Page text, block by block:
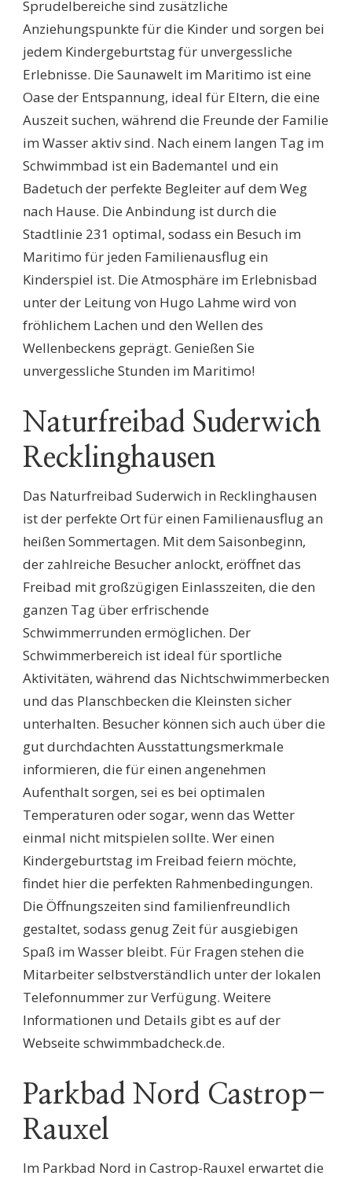
Sprudelbereiche sind zusätzliche
Anziehungspunkte für die Kinder und sorgen bei
jedem Kindergeburtstag für unvergessliche
Erlebnisse. Die Saunawelt im Maritimo ist eine
Oase der Entspannung, ideal für Eltern, die eine
Auszeit suchen, während die Freunde der Familie
im Wasser aktiv sind. Nach einem langen Tag im
Schwimmbad ist ein Bademantel und ein
Badetuch der perfekte Begleiter auf dem Weg
nach Hause. Die Anbindung ist durch die
Stadtlinie 231 optimal, sodass ein Besuch im
Maritimo für jeden Familienausflug ein
Kinderspiel ist. Die Atmosphäre im Erlebnisbad
unter der Leitung von Hugo Lahme wird von
fröhlichem Lachen und den Wellen des
Wellenbeckens geprägt. Genießen Sie
unvergessliche Stunden im Maritimo!
Naturfreibad Suderwich
Recklinghausen
Das Naturfreibad Suderwich in Recklinghausen
ist der perfekte Ort für einen Familienausflug an
heißen Sommertagen. Mit dem Saisonbeginn,
der zahlreiche Besucher anlockt, eröffnet das
Freibad mit großzügigen Einlasszeiten, die den
ganzen Tag über erfrischende
Schwimmerrunden ermöglichen. Der
Schwimmerbereich ist ideal für sportliche
Aktivitäten, während das Nichtschwimmerbecken
und das Planschbecken die Kleinsten sicher
unterhalten. Besucher können sich auch über die
gut durchdachten Ausstattungsmerkmale
informieren, die für einen angenehmen
Aufenthalt sorgen, sei es bei optimalen
Temperaturen oder sogar, wenn das Wetter
einmal nicht mitspielen sollte. Wer einen
Kindergeburtstag im Freibad feiern möchte,
findet hier die perfekten Rahmenbedingungen.
Die Öffnungszeiten sind familienfreundlich
gestaltet, sodass genug Zeit für ausgiebigen
Spaß im Wasser bleibt. Für Fragen stehen die
Mitarbeiter selbstverständlich unter der lokalen
Telefonnummer zur Verfügung. Weitere
Informationen und Details gibt es auf der
Webseite schwimmbadcheck.de.
Parkbad Nord Castrop-
Rauxel
Im Parkbad Nord in Castrop-Rauxel erwartet die